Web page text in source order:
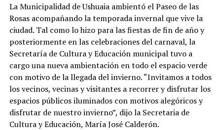
La Municipalidad de Ushuaia ambientó el Paseo de las
Rosas acompañando la temporada invernal que vive la
ciudad. Tal como lo hizo para las fiestas de fin de año y
posteriormente en las celebraciones del carnaval, la
Secretaría de Cultura y Educación municipal tuvo a
cargo una nueva ambientación en todo el espacio verde
con motivo de la llegada del invierno. “Invitamos a todos
los vecinos, vecinas y visitantes a recorrer y disfrutar los
espacios públicos iluminados con motivos alegóricos y
disfrutar de nuestro invierno”, dijo la Secretaria de
Cultura y Educación, María José Calderón.